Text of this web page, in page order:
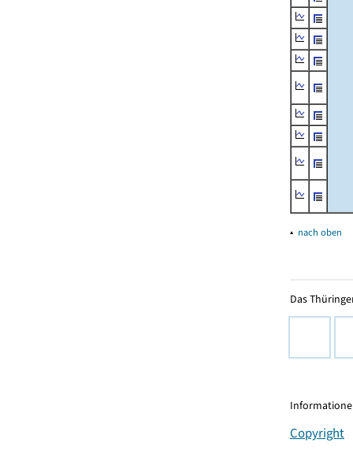
▴ nach oben
Das
Copyright